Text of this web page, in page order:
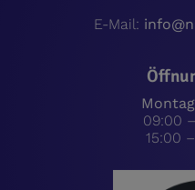
E-Mail:
09:00
15:00